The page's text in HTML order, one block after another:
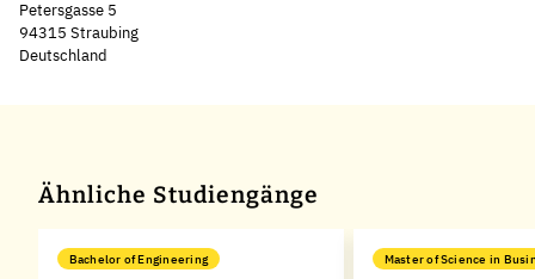
Petersgasse 5
94315 Straubing
Deutschland
Ähnliche Studiengänge
Bachelor of Engineering Master of Science in